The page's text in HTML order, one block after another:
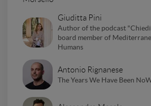
Giuditta Pini
Author of the podcast
board member of
Humans
Antonio Rignanese
The Years We Have Been